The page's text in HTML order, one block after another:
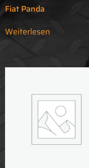
Fiat Panda
Weiterlesen